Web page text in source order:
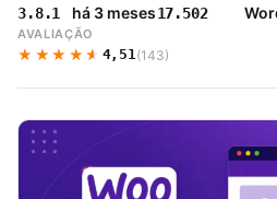
3.8.1 há 3 meses17.502
AVALIAÇÃO
★★★★★
★★★★★ 4,51(143)